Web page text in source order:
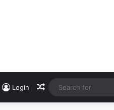
Login Random Article